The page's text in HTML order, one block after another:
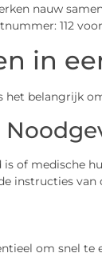
nauw
112
in
het belangrijk
of medische
instructies van
om snel te